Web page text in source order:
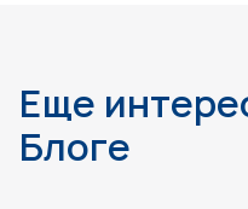
Еще
Блоге